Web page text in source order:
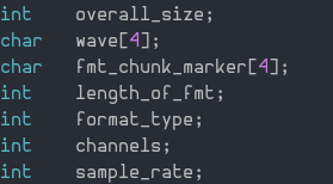
int
    overall_size
;
char
   wave
4 ;
char
   fmt_chunk_marker
4 ;
int
    length_of_fmt
;
int
    format_type
;
int
    channels
;
int
    sample_rate
;